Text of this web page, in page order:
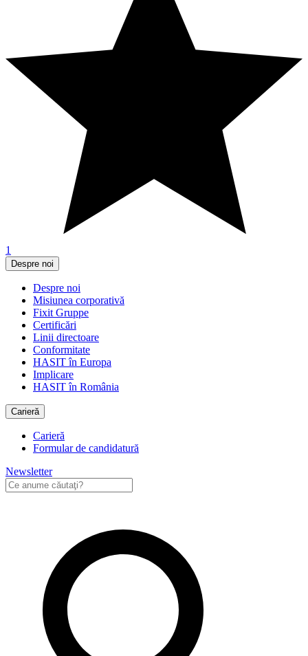
1
Despre noi
Despre noi
Misiunea corporativă
Fixit Gruppe
Certificări
Linii directoare
Conformitate
HASIT în Europa
Implicare
HASIT în România
Carieră
Carieră
Formular de candidatură
Newsletter